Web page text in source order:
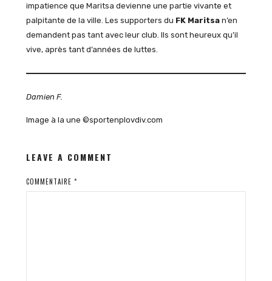
impatience que Maritsa devienne une partie vivante et
palpitante de la ville. Les supporters du FK Maritsan’en
demandent pas tant avec leur club. Ils sont heureux qu’il
vive, après tant d’années de luttes.
Damien F.
Image à la une ©sportenplovdiv.com
LEAVE A COMMENT
COMMENTAIRE *